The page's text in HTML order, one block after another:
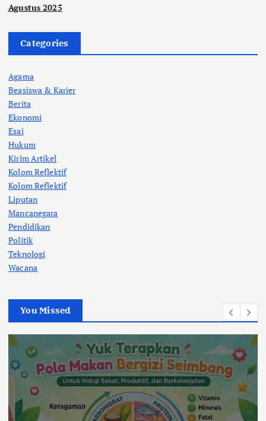
Agustus 2025
Categories
Agama
Beasiswa & Karier
Berita
Ekonomi
Esai
Hukum
Kirim Artikel
Kolom Reflektif
Kolom Reflektif
Liputan
Mancanegara
Pendidikan
Politik
Teknologi
Wacana
You Missed